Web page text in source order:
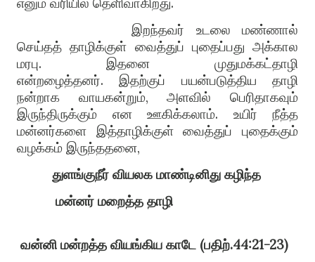
இறந்தவர் உடலை மண்ணால்
செய்தத்தாழிக்குள் வைத்துப் புதைப்பது அக்கால
மரபு. இதனை முதுமக்கட்தாழி
என்றழைத்தனர்.இதற்குப் பயன்படுத்தியதாழி
நன்றாக வாயகன்றும்,அளவில் பெரிதாகவும்
இருந்திருக்கும் என ஊகிக்கலாம். உயிர் நீத்த
மன்னர்களை இத்தாழிக்குள் வைத்துப் புதைக்கும்
வழக்கம் இருந்ததனை,
துளங்குநீர் வியலக மாண்டினிது கழிந்த
மன்னர் மறைத்த தாழி
வன்னி மன்றத்த வியங்கிய காடே (பதிற்.44:21-23)